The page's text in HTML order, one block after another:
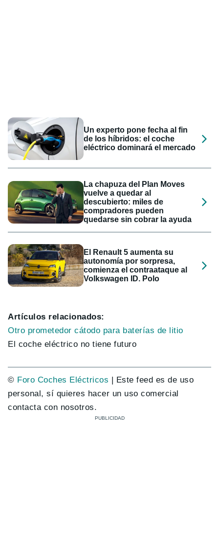
Un experto pone fecha al fin
de los híbridos: el coche
eléctrico dominará el mercado
La chapuza del Plan Moves
vuelve a quedar al
descubierto: miles de
compradores pueden
quedarse sin cobrar la ayuda
El Renault 5 aumenta su
autonomía por sorpresa,
comienza el contraataque al
Volkswagen ID. Polo
Artículos relacionados:
Otro prometedor cátodo para baterías de litio
El coche eléctrico no tiene futuro
© Foro Coches Eléctricos | Este feed es de uso
personal, sí quieres hacer un uso comercial
contacta con nosotros.